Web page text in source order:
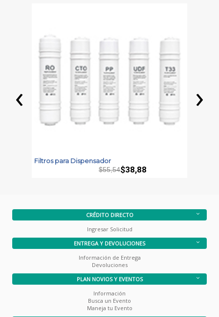
Filtros para Dispensador
$55,54$38,88
‹ ›
CRÉDITO DIRECTO
Ingresar Solicitud
ENTREGA Y DEVOLUCIONES
Información de Entrega
Devoluciones
PLAN NOVIOS Y EVENTOS
Información
Busca un Evento
Maneja tu Evento